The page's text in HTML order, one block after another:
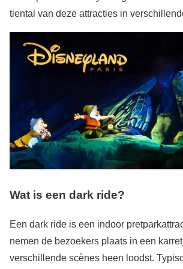
tiental van deze attracties in
Wat is een dark ride?
Een dark ride is een indoor
nemen de bezoekers plaats in een
verschillende scènes heen loodst.